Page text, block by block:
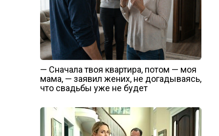
— Сначала твоя квартира, потом — моя
мама, — заявил жених, не догадываясь,
что свадьбы уже не будет